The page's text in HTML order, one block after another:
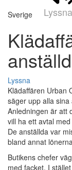
Lyssna
Sverige
Lyssna
Klädaffären Urban
säger upp alla
Anledningen är att
vill ha ett avtal
De anställda var
bland annat
Butikens chefer
med facket. I